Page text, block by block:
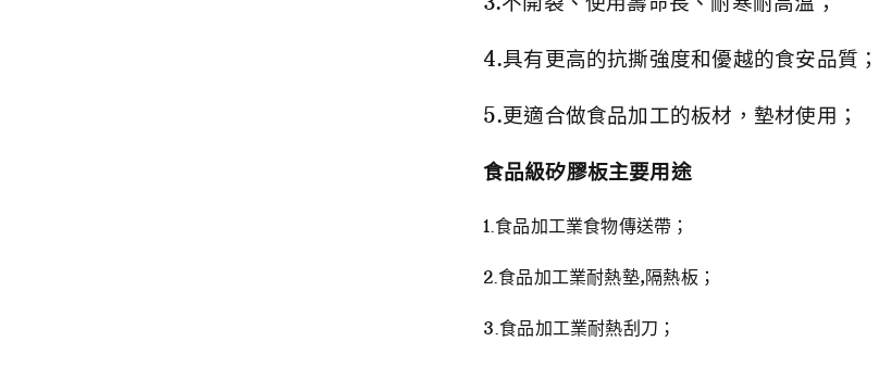
4.具有更高的抗撕強度和優越的食安品質；
5.更適合做食品加工的板材，墊材使用；
食品級矽膠板主要用途
1.食品加工業食物傳送帶；
2.食品加工業耐熱墊,隔熱板；
3.食品加工業耐熱刮刀；